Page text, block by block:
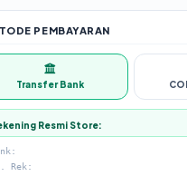
PEMBAYARAN
Transfer Bank
Resmi Store:
Rek: